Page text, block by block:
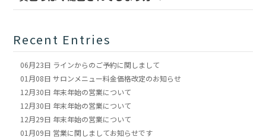
Recent Entries
06月23日 ラインからのご予約に関しまして
01月08日 サロンメニュー料金価格改定のお知らせ
12月30日 年末年始の営業について
12月30日 年末年始の営業について
12月29日 年末年始の営業について
01月09日 営業に関しましてお知らせです